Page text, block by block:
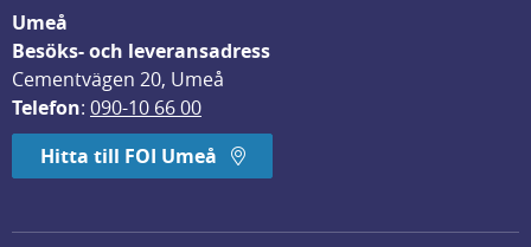
Umeå
Besöks- och leveransadress
Cementvägen 20, Umeå
Telefon: 090-10 66 00
Hitta till FOI Umeå